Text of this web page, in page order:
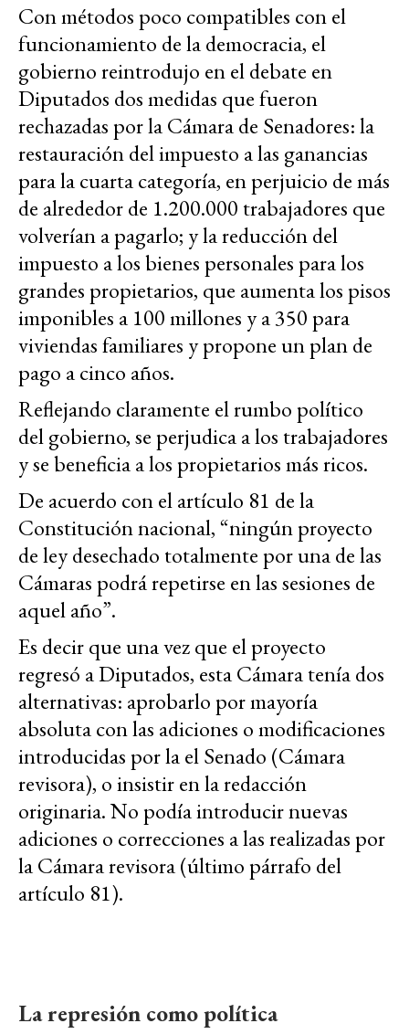
Con métodos poco compatibles con el
funcionamiento de la democracia, el
gobierno reintrodujo en el debate en
Diputados dos medidas que fueron
rechazadas por la Cámara de Senadores: la
restauración del impuesto a las ganancias
para la cuarta categoría, en perjuicio de más
de alrededor de 1.200.000 trabajadores que
volverían a pagarlo; y la reducción del
impuesto a los bienes personales para los
grandes propietarios, que aumenta los pisos
imponibles a 100 millones y a 350 para
viviendas familiares y propone un plan de
pago a cinco años.
Reflejando claramente el rumbo político
del gobierno, se perjudica a los trabajadores
y se beneficia a los propietarios más ricos.
De acuerdo con el artículo 81 de la
Constitución nacional, “ningún proyecto
de ley desechado totalmente por una de las
Cámaras podrá repetirse en las sesiones de
aquel año”.
Es decir que una vez que el proyecto
regresó a Diputados, esta Cámara tenía dos
alternativas: aprobarlo por mayoría
absoluta con las adiciones o modificaciones
introducidas por la el Senado (Cámara
revisora), o insistir en la redacción
originaria. No podía introducir nuevas
adiciones o correcciones a las realizadas por
la Cámara revisora (último párrafo del
artículo 81).
La represión como política